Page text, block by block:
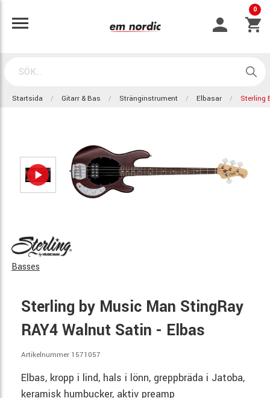
0
Startsida Gitarr & Bas Stränginstrument Elbasar Sterling
Basses
Sterling by Music Man StingRay
RAY4 Walnut Satin - Elbas
Artikelnummer 1571057
Elbas, kropp i lind, hals i lönn, greppbräda i Jatoba,
keramisk humbucker, aktiv preamp